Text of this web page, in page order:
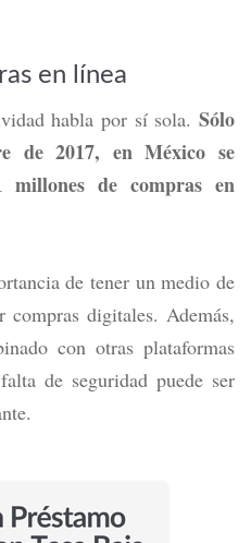
en línea
habla por sí sola. Sólo
de 2017, en México se
millones de compras en
de tener un medio de
compras digitales. Además,
con otras plataformas
de seguridad puede ser